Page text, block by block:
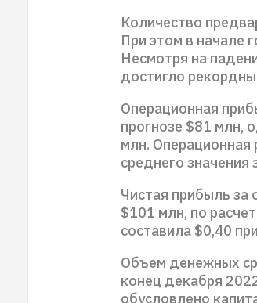
Количество
При этом в начале
Несмотря на
достигло
Операционная
прогнозе $81 млн,
млн. Операционная
среднего значения
Чистая прибыль
$101 млн, по
составила $0,40
Объем денежных
конец декабря
обусловлено